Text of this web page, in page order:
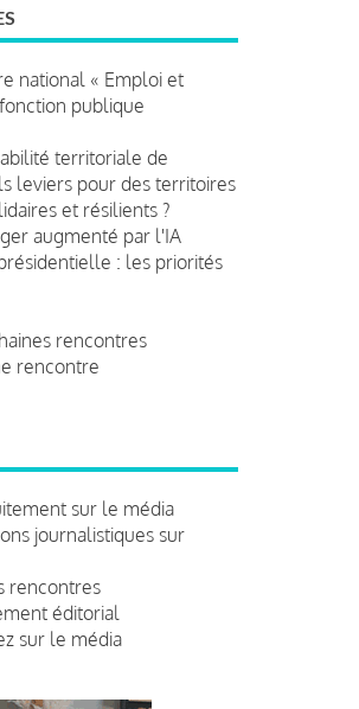
national « Emploi et
publique
territoriale de
leviers pour des territoires
et résilients ?
augmenté par l'IA
: les priorités
rencontres
rencontre
sur le média
journalistiques sur
rencontres
éditorial
sur le média